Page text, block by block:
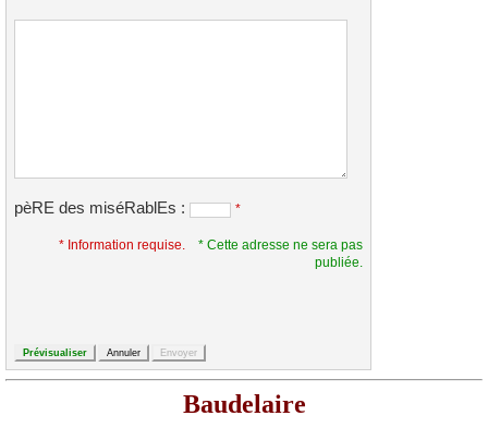
pèRE des miséRablEs : *
* Information requise.
* Cette adresse ne sera pas
publiée.
Baudelaire